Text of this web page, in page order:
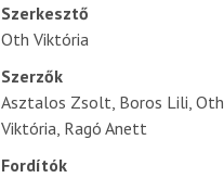
Szerkesztő
Oth Viktória
Szerzők
Asztalos Zsolt, Boros Lili, Oth
Viktória, Ragó Anett
Fordítók